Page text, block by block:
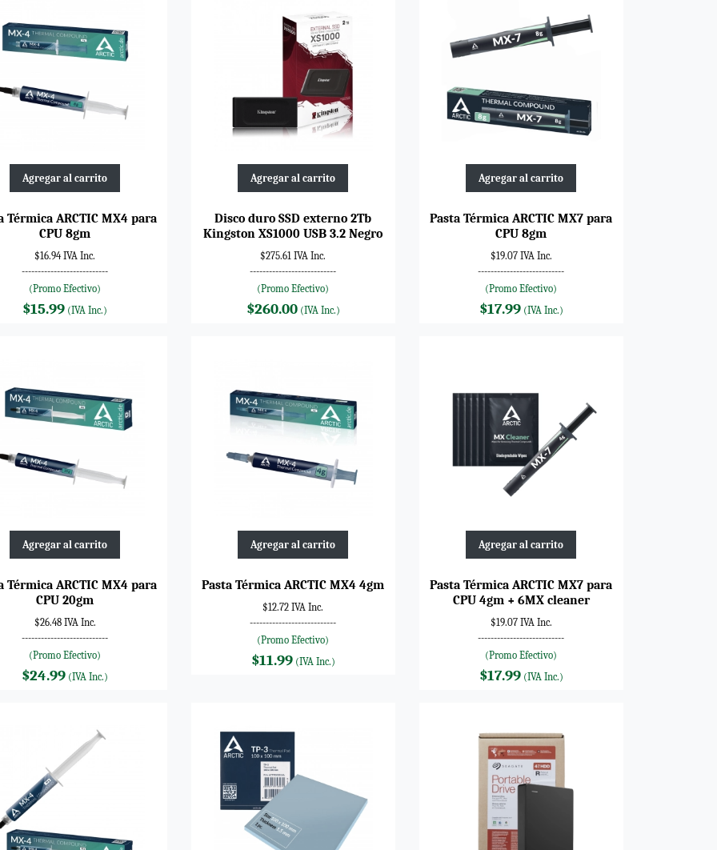
Agregar al carrito
Térmica ARCTIC MX4 para
CPU 8gm
$16.94 IVA Inc.
---------------------------
(Promo Efectivo)
$15.99 (IVA Inc.)
Agregar al carrito
Disco duro SSD externo 2Tb
Kingston XS1000 USB 3.2 Negro
$275.61 IVA Inc.
---------------------------
(Promo Efectivo)
$260.00(IVA Inc.)
Agregar al carrito
Pasta Térmica ARCTIC MX7 para
CPU 8gm
$19.07 IVA Inc.
---------------------------
(Promo Efectivo)
$17.99(IVA Inc.)
Agregar al carrito
Térmica ARCTIC MX4 para
CPU 20gm
$26.48 IVA Inc.
---------------------------
(Promo Efectivo)
$24.99 (IVA Inc.)
Agregar al carrito
Pasta Térmica ARCTIC MX4 4gm
$12.72 IVA Inc.
---------------------------
(Promo Efectivo)
$11.99(IVA Inc.)
Agregar al carrito
Pasta Térmica ARCTIC MX7 para
CPU 4gm + 6MX cleaner
$19.07 IVA Inc.
---------------------------
(Promo Efectivo)
$17.99(IVA Inc.)